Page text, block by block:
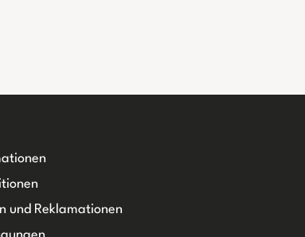
und Reklamationen